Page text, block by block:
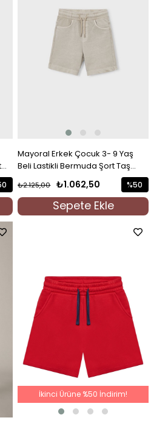
Mayoral Erkek Çocuk 3- 9 Yaş
Beli Lastikli Bermuda Şort Taş
₺1.062,50
₺2.125,00
Sepete Ekle
%50
İndirim
İkinci Ürüne %50 İndirim!